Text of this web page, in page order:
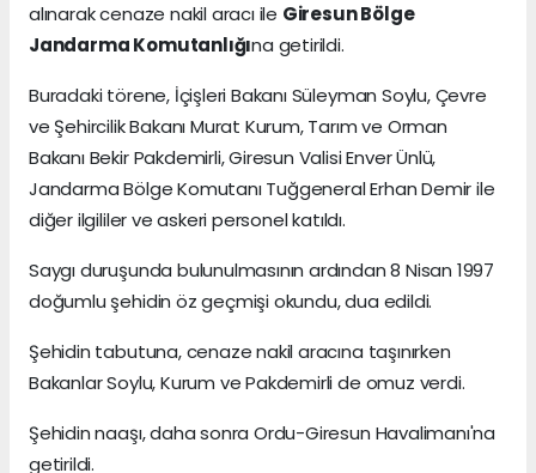
alınarak cenaze nakil aracı ile Giresun Bölge
Jandarma Komutanlığına getirildi.
Buradaki törene, İçişleri Bakanı Süleyman Soylu, Çevre
ve Şehircilik Bakanı Murat Kurum, Tarım ve Orman
Bakanı Bekir Pakdemirli, Giresun Valisi Enver Ünlü,
Jandarma Bölge Komutanı Tuğgeneral Erhan Demir ile
diğer ilgililer ve askeri personel katıldı.
Saygı duruşunda bulunulmasının ardından 8 Nisan 1997
doğumlu şehidin öz geçmişi okundu, dua edildi.
Şehidin tabutuna, cenaze nakil aracına taşınırken
Bakanlar Soylu, Kurum ve Pakdemirli de omuz verdi.
Şehidin naaşı, daha sonra Ordu-Giresun Havalimanı'na
getirildi.